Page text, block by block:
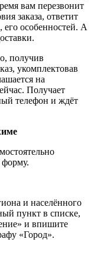
вам перезвонит
заказа, ответит
его особенностей. А
получив
укомплектовав
на
Получает
телефон и ждёт
форму.
и населённого
пункт в списке,
и впишите
«Город».